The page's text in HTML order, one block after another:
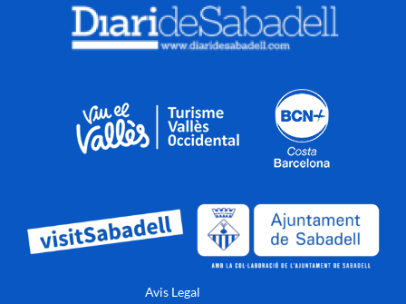
Avis Legal